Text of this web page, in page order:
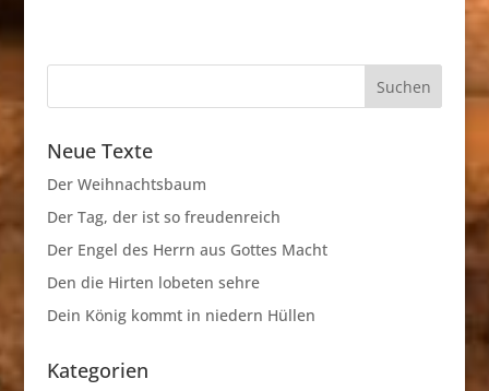
Neue Texte
Der Weihnachtsbaum
Der Tag, der ist so freudenreich
Der Engel des Herrn aus Gottes Macht
Den die Hirten lobeten sehre
Dein König kommt in niedern Hüllen
Kategorien